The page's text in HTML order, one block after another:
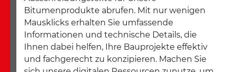
Bitumenprodukte abrufen. Mit nur wenigen
Mausklicks erhalten Sie umfassende
Informationen und technische Details, die
Ihnen dabei helfen, Ihre Bauprojekte effektiv
und fachgerecht zu konzipieren. Machen Sie